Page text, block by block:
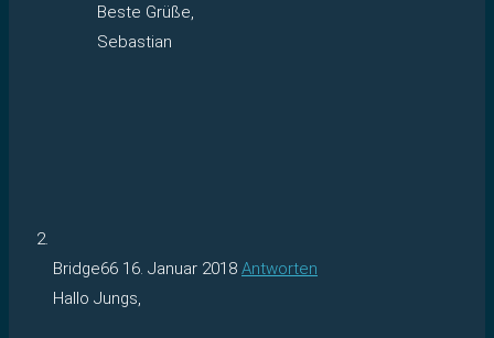
Beste Grüße,
Sebastian
Bridge66 16. Januar 2018 Antworten
Hallo Jungs,